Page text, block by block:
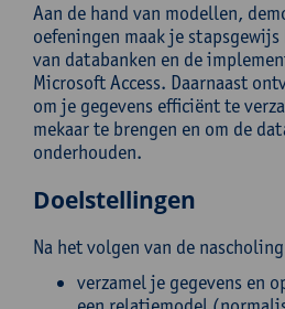
Aan de hand van modellen,
oefeningen maak je
van databanken en de
Microsoft Access. Daarnaast
om je gegevens efficiënt te
mekaar te brengen en om de
onderhouden.
Doelstellingen
Na het volgen van de
verzamel je gegevens en